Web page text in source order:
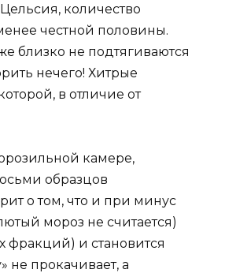
количество
честной половины.
близко не подтягиваются
нечего! Хитрые
в отличие от
камере,
образцов
о том, что и при минус
мороз не считается)
фракций) и становится
не прокачивает, а